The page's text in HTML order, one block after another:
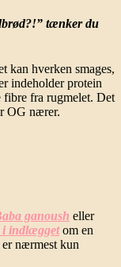
tænker du
kan hverken smages,
indeholder protein
fibre fra rugmelet. Det
OG nærer.
ganoush eller
indlæggetom en
nærmest kun